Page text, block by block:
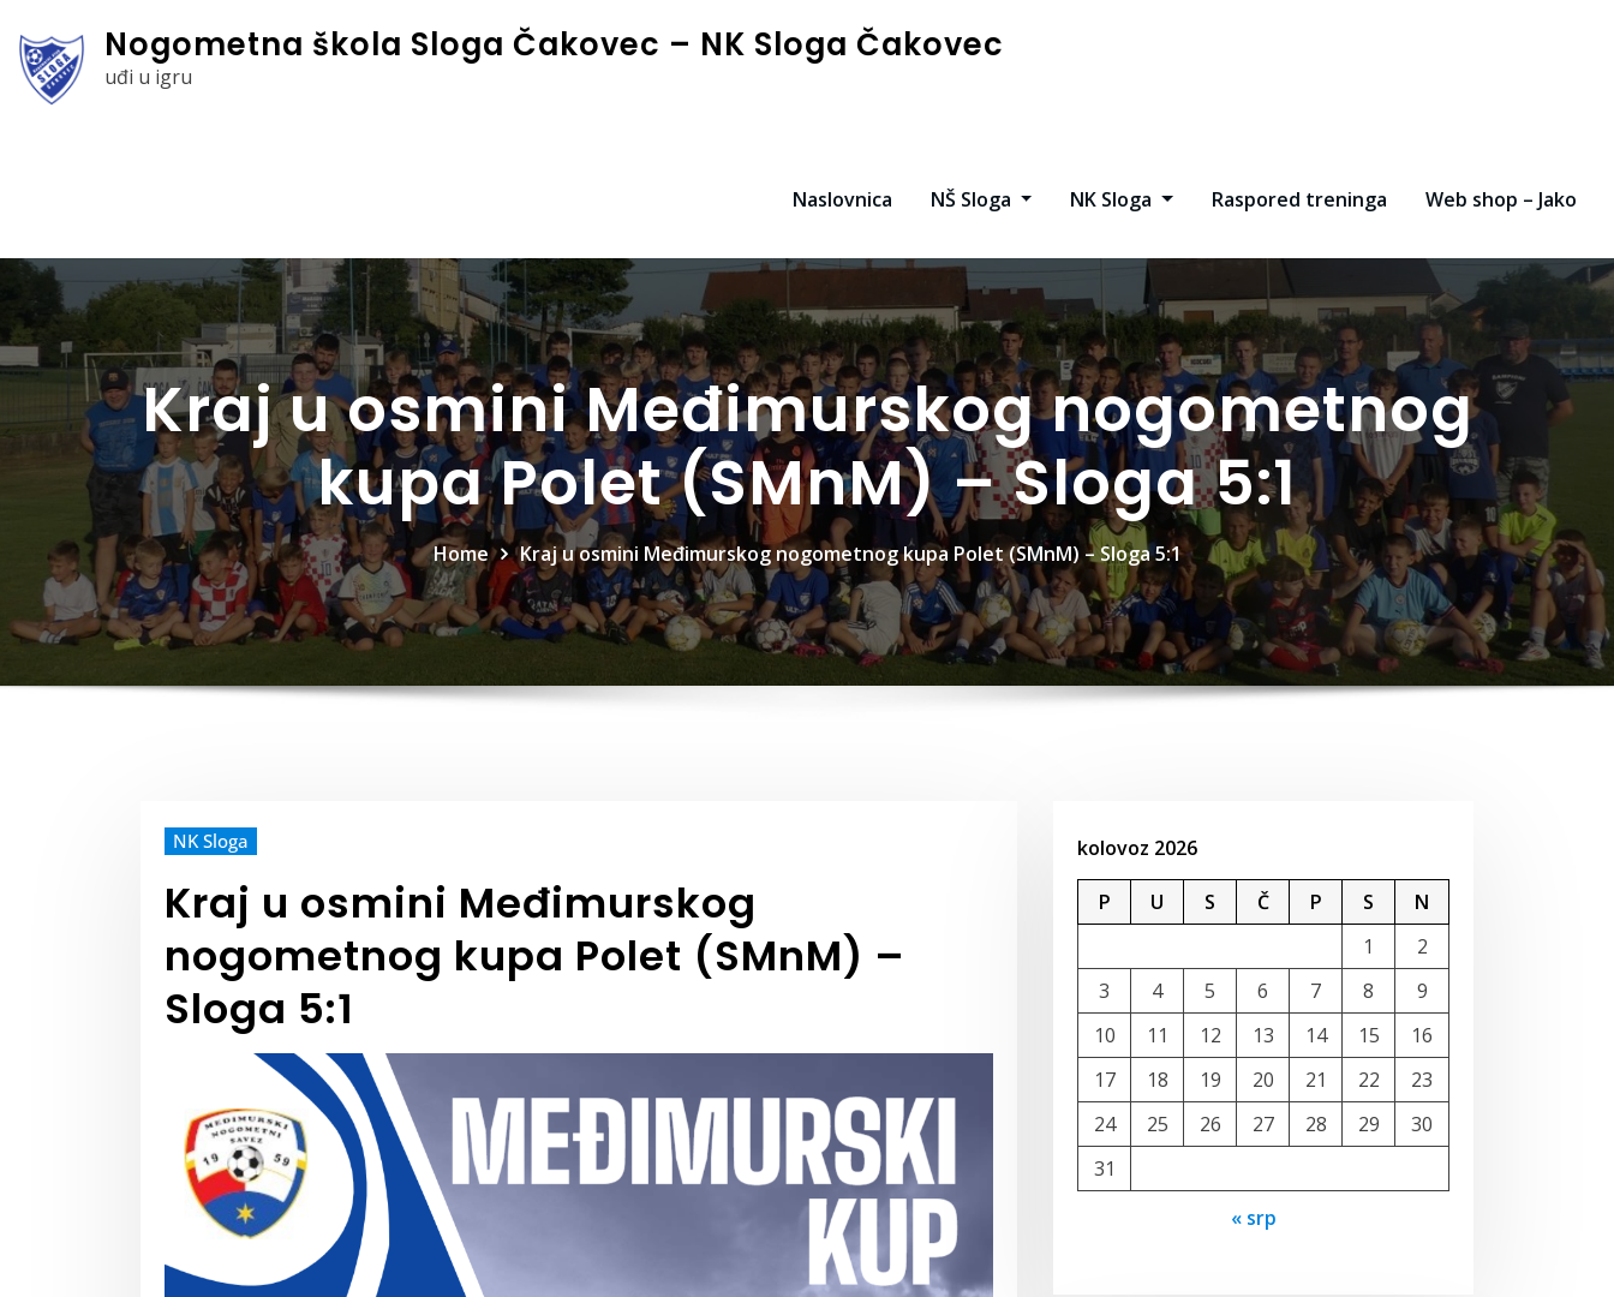
content
Nogometna škola Sloga Čakovec – NK Sloga Čakovec
uđi u igru
Naslovnica NŠ Sloga NK Sloga Raspored treninga Web shop – Jako
Kraj u osmini Međimurskog nogometnog
kupa Polet (SMnM) – Sloga 5:1
Home Kraj u osmini Međimurskog nogometnog kupa Polet (SMnM) – Sloga 5:1
NK Sloga
Kraj u osmini Međimurskog
nogometnog kupa Polet (SMnM) –
Sloga 5:1
kolovoz 2026
P U S Č P S
N
1
2
3
4 5 6 7 8
9
10
11 12 13 14 15
16
17
18 19 20 21 22
23
24
25 26 27 28 29
30
31
« srp